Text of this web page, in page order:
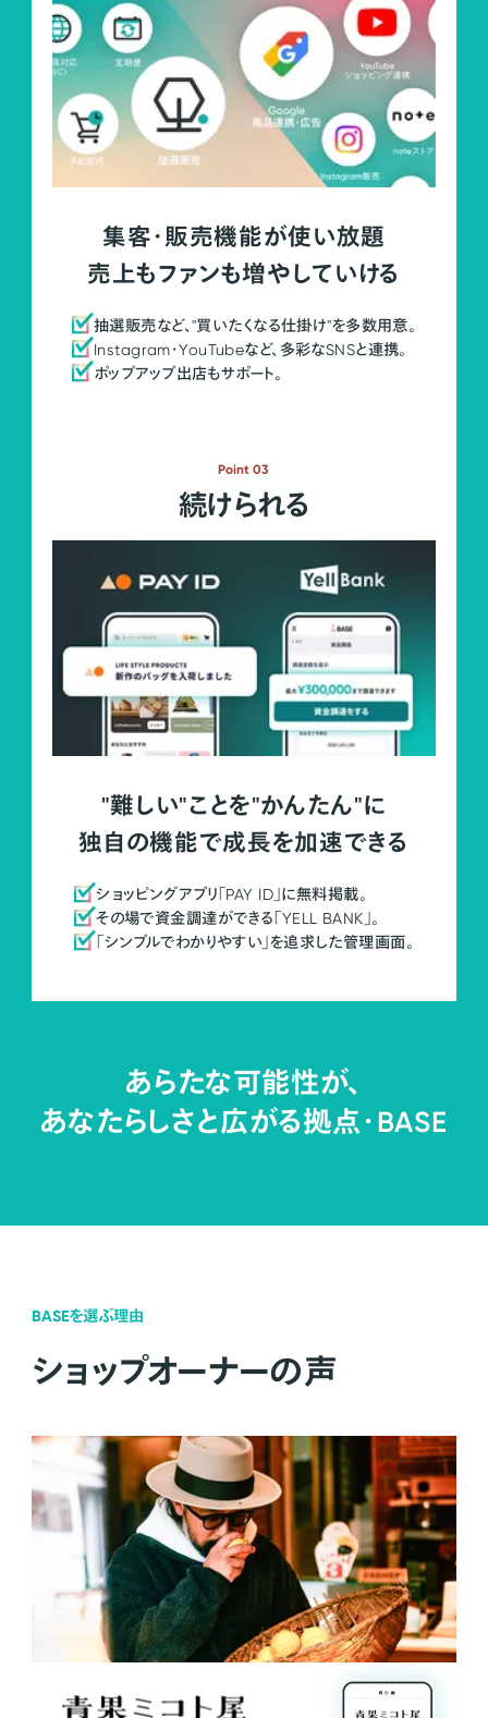
集客・販売機能が使い放題
売上もファンも増やしていける
抽選販売など、"買いたくなる仕掛け"を多数用意。
Instagram・YouTubeなど、多彩なSNSと連携。
ポップアップ出店もサポート。
Point 03
続けられる
"難しい"ことを"かんたん"に
独自の機能で成長を加速できる
ショッピングアプリ「PAY ID」に無料掲載。
その場で資金調達ができる「YELL BANK」。
「シンプルでわかりやすい」を追求した管理画面。
あらたな可能性が、
あなたらしさと広がる拠点・BASE
BASEを選ぶ理由
ショップオーナーの声